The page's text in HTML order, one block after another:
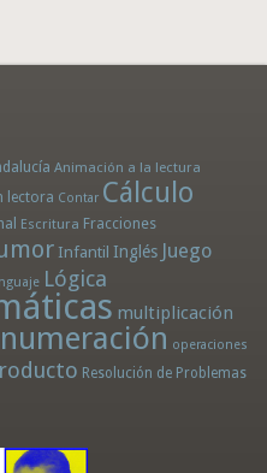
Animación a la lectura
lectora Contar Cálculo
Escritura Fracciones
Infantil Inglés Juego
Lógica
multiplicación
numeración operaciones
Resolución de Problemas